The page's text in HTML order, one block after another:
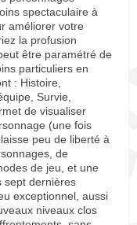
spectaculaire à
améliorer votre
la profusion
être paramétré de
particuliers en
: Histoire,
Survie,
de visualiser
(une fois
peu de liberté à
de
de jeu, et une
sept dernières
exceptionnel, aussi
niveaux clos